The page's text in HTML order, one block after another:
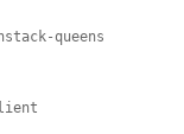
queens